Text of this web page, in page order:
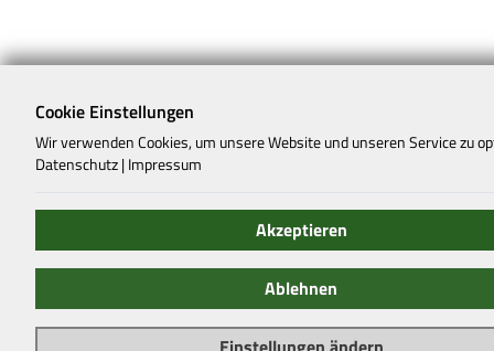
Cookie Einstellungen
Wir verwenden Cookies, um unsere Website und unseren Service zu
Datenschutz | Impressum
Akzeptieren
Ablehnen